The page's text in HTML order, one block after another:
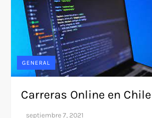
GENERAL
Carreras Online en Chile